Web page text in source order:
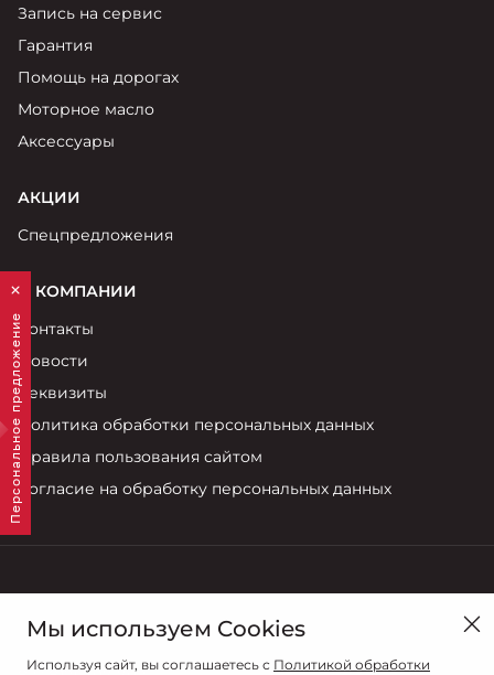
Запись на сервис
Гарантия
Помощь на дорогах
Моторное масло
Аксессуары
АКЦИИ
Спецпредложения
О КОМПАНИИ
Контакты
Новости
Реквизиты
Политика обработки персональных данных
Правила пользования сайтом
Согласие на обработку персональных данных
Мы используем Cookies
Используя сайт, вы соглашаетесь с Политикой обработки
Персональное предложение